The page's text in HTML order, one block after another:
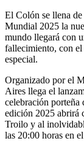
El Colón se llena
Mundial 2025 la
mundo llegará con
fallecimiento, con el
especial.
Organizado por el
Aires llega el
celebración porteña
edición 2025 abrirá
Troilo y al
las 20:00 horas en